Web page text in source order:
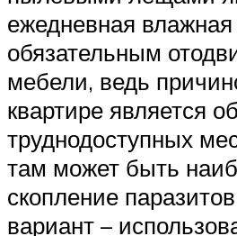
ежедневная влажная
обязательным
мебели, ведь
квартире является
труднодоступных
там может быть
скопление
вариант –